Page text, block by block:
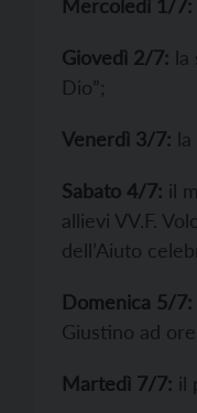
Mercoledì 1/7:
Giovedì 2/7: la
Dio”;
Venerdì 3/7:
Sabato 4/7: il
allievi VV.F.
dell’Aiuto
Domenica 5/7:
Giustino ad
Martedì 7/7: il